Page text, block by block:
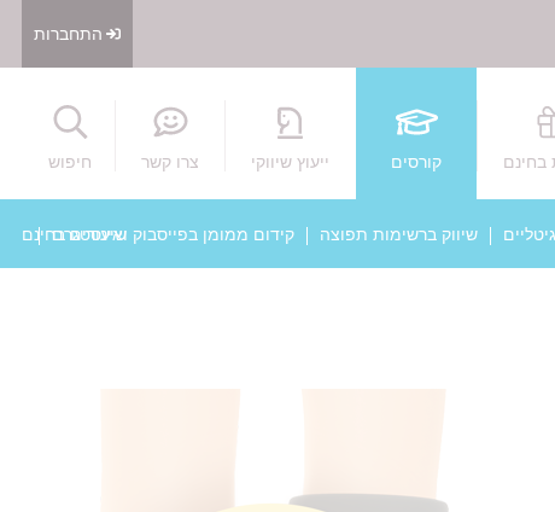
התחברות
בחינם קורסים ייעוץ שיווקי צרו קשר חיפוש
שיווק ברשימות תפוצה קידום ממומן בפייסבוק ואינסטגרם
שיעורים בחינם